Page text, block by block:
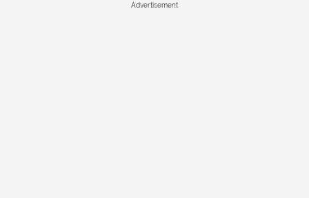
Advertisement